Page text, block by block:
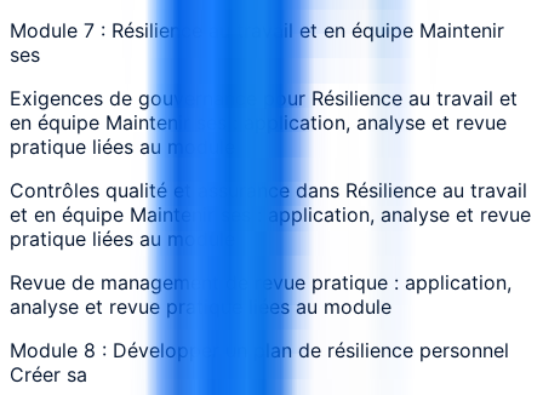
Module 7 : Résilience au travail et en équipe Maintenir
ses
Exigences de gouvernance pour Résilience au travail et
en équipe Maintenir ses : application, analyse et revue
pratique liées au module
Contrôles qualité et assurance dans Résilience au travail
et en équipe Maintenir ses : application, analyse et revue
pratique liées au module
Revue de management de revue pratique : application,
analyse et revue pratique liées au module
Module 8 : Développer un plan de résilience personnel
Créer sa